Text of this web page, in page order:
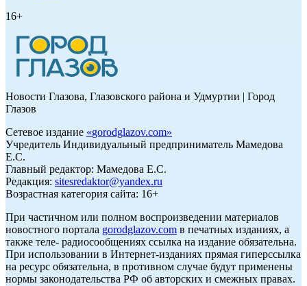
16+
Новости Глазова, Глазовского района и Удмуртии | Город
Глазов
Сетевое издание «gorodglazov.com»
Учредитель Индивидуальный предприниматель Мамедова
Е.С.
Главный редактор: Мамедова Е.С.
Редакция: sitesredaktor@yandex.ru
Возрастная категория сайта: 16+
При частичном или полном воспроизведении материалов
новостного портала gorodglazov.com в печатных изданиях, а
также теле- радиосообщениях ссылка на издание обязательна.
При использовании в Интернет-изданиях прямая гиперссылка
на ресурс обязательна, в противном случае будут применены
нормы законодательства РФ об авторских и смежных правах.